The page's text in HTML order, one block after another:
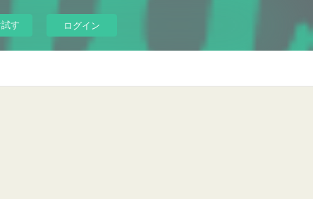
す ログイン